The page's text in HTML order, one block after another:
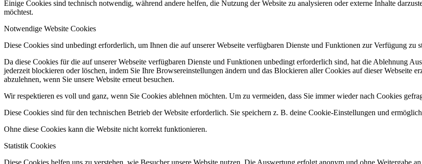
Einige Cookies sind technisch notwendig, während andere helfen, die Nutzung der Website zu analysieren oder externe Inhalte
möchtest.
Notwendige Website Cookies
Diese Cookies sind unbedingt erforderlich, um Ihnen die auf unserer Webseite verfügbaren Dienste und Funktionen zur Verfügung zu
Da diese Cookies für die auf unserer Webseite verfügbaren Dienste und Funktionen unbedingt erforderlich sind, hat die Ablehnung
jederzeit blockieren oder löschen, indem Sie Ihre Browsereinstellungen ändern und das Blockieren aller Cookies auf dieser Webseite
abzulehnen, wenn Sie unsere Website erneut besuchen.
Wir respektieren es voll und ganz, wenn Sie Cookies ablehnen möchten. Um zu vermeiden, dass Sie immer wieder nach Cookies
Diese Cookies sind für den technischen Betrieb der Website erforderlich. Sie speichern z. B. deine Cookie-Einstellungen und
Ohne diese Cookies kann die Website nicht korrekt funktionieren.
Statistik Cookies
Diese Cookies helfen uns zu verstehen, wie Besucher unsere Website nutzen. Die Auswertung erfolgt anonym und ohne Weitergabe an